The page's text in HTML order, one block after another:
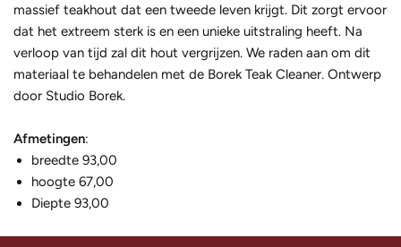
massief teakhout dat een tweede leven krijgt. Dit zorgt ervoor
dat het extreem sterk is en een unieke uitstraling heeft. Na
verloop van tijd zal dit hout vergrijzen. We raden aan om dit
materiaal te behandelen met de Borek Teak Cleaner. Ontwerp
door Studio Borek.
Afmetingen:
breedte 93,00
hoogte 67,00
Diepte 93,00